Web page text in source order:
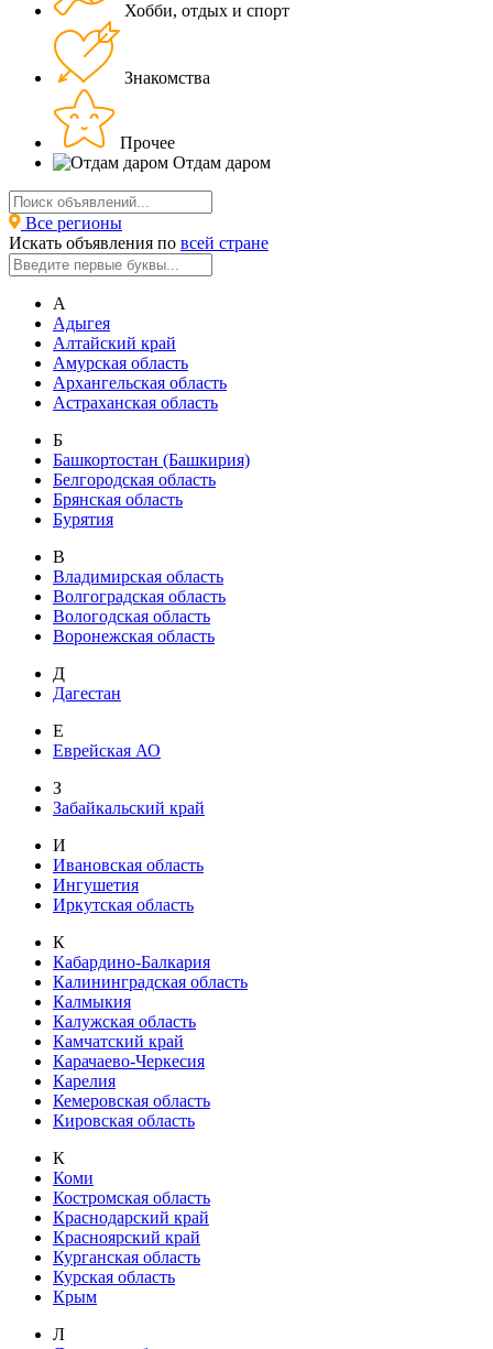
Хобби, отдых и спорт
Знакомства
Прочее
Отдам даром
Все регионы
Искать объявления по всей стране
А
Адыгея
Алтайский край
Амурская область
Архангельская область
Астраханская область
Б
Башкортостан (Башкирия)
Белгородская область
Брянская область
Бурятия
В
Владимирская область
Волгоградская область
Вологодская область
Воронежская область
Д
Дагестан
Е
Еврейская АО
З
Забайкальский край
И
Ивановская область
Ингушетия
Иркутская область
К
Кабардино-Балкария
Калининградская область
Калмыкия
Калужская область
Камчатский край
Карачаево-Черкесия
Карелия
Кемеровская область
Кировская область
К
Коми
Костромская область
Краснодарский край
Красноярский край
Курганская область
Курская область
Крым
Л